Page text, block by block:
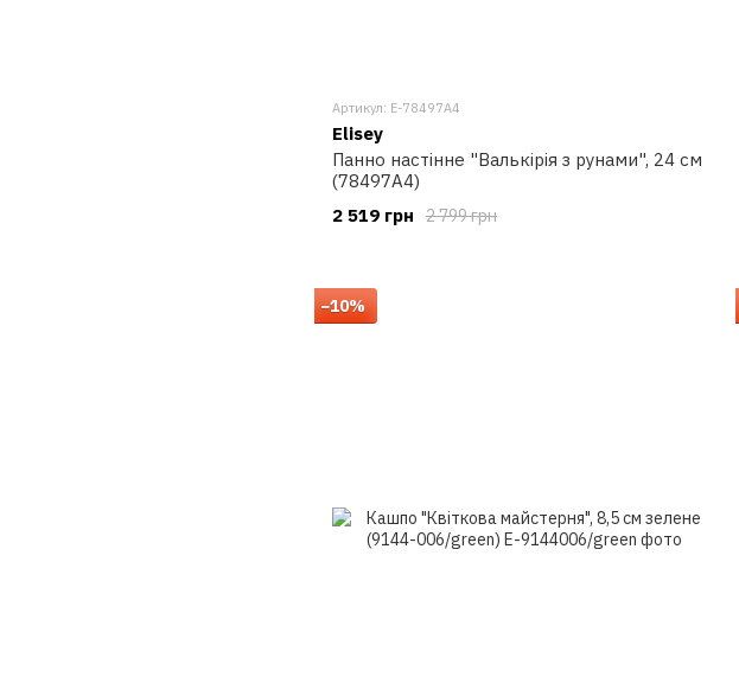
Артикул: E-78497A4
Elisey
Панно настінне "Валькірія з рунами", 24 см
(78497A4)
2 799 грн
2 519 грн
−10%